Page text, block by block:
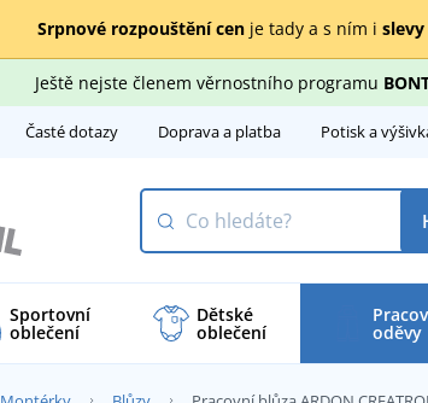
Srpnové rozpouštění cenje tady a s ním i slevy
Ještě nejste členem věrnostního programu
Časté dotazy Doprava a platba Potisk a
Sportovní
oblečení
Dětské
oblečení oděvy